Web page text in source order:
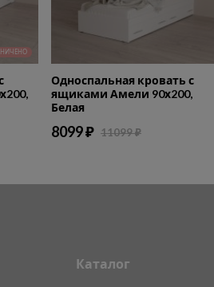
Односпальная кровать с
ящиками Амели 90х200,
Белая
8099 ₽ 11099 ₽
Каталог